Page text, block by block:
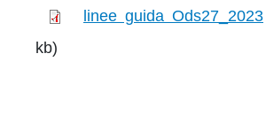
linee guida Ods27_2023
kb)